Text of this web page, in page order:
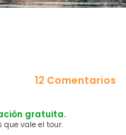
12 Comentarios
gratuita.
que vale el tour.